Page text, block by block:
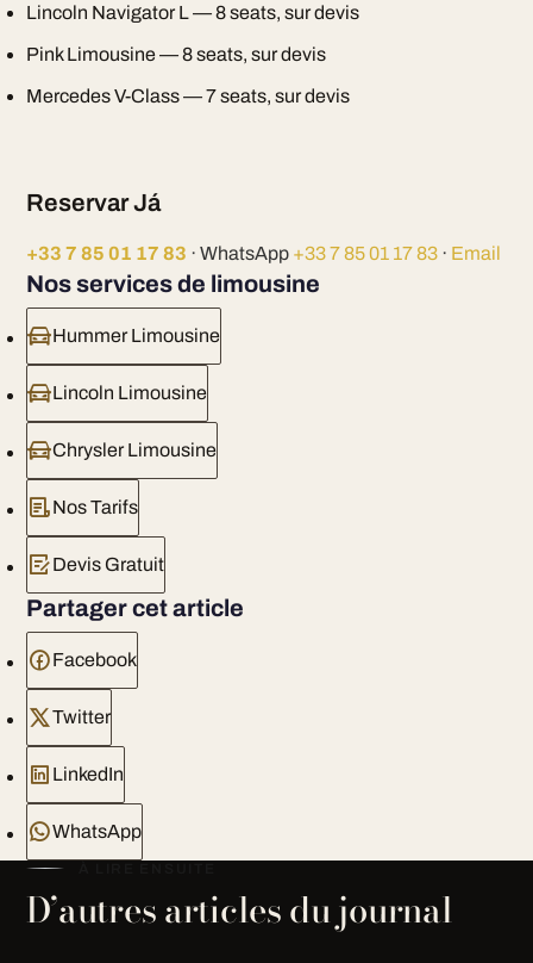
Lincoln Navigator L — 8 seats, sur devis
Pink Limousine — 8 seats, sur devis
Mercedes V-Class — 7 seats, sur devis
Reservar Já
+33 7 85 01 17 83 · WhatsApp +33 7 85 01 17 83· Email
Nos services de limousine
Hummer Limousine
Lincoln Limousine
Chrysler Limousine
Nos Tarifs
Devis Gratuit
Partager cet article
Facebook
Twitter
LinkedIn
WhatsApp
D’autres articles du journal